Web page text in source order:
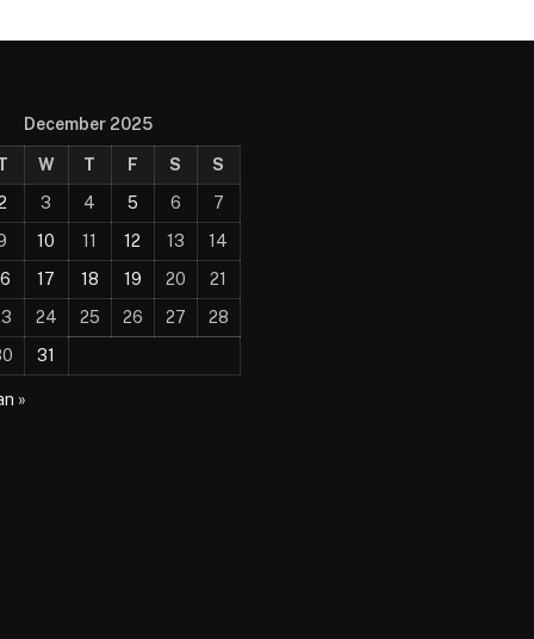
December 2025
W T F S
S
3 4 5 6
7
10 11 12 13
14
17 18 19 20
21
24 25 26 27
28
31
»